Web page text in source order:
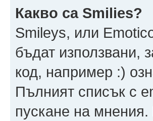
Какво са Smilies?
Smileys, или
бъдат използвани,
код, например :)
Пълният списък с
пускане на